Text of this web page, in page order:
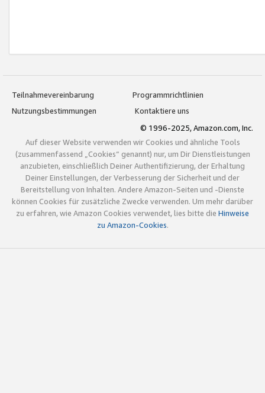
Teilnahmevereinbarung
Programmrichtlinien
Nutzungsbestimmungen
Kontaktiere uns
© 1996-2025, Amazon.com, Inc.
Auf dieser Website verwenden wir Cookies und ähnliche Tools
(zusammenfassend „Cookies“ genannt) nur, um Dir Dienstleistungen
anzubieten, einschließlich Deiner Authentifizierung, der Erhaltung
Deiner Einstellungen, der Verbesserung der Sicherheit und der
Bereitstellung von Inhalten. Andere Amazon-Seiten und -Dienste
können Cookies für zusätzliche Zwecke verwenden. Um mehr darüber
zu erfahren, wie Amazon Cookies verwendet, lies bitte die Hinweise
zu Amazon-Cookies.